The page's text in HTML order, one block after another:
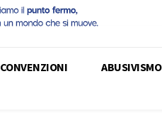
CONVENZIONI ABUSIVISMO